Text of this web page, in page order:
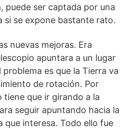
puede ser captada por una
si se expone bastante rato.
nuevas mejoras. Era
apuntara a un lugar
es que la Tierra va
de rotación. Por
que ir girando a la
seguir apuntando hacia la
que interesa. Todo ello fue